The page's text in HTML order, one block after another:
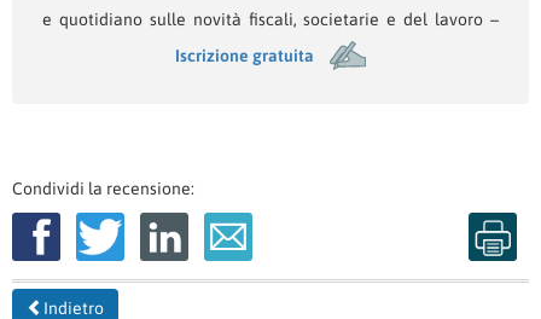
e quotidiano sulle novità fiscali, societarie e del lavoro –
Iscrizione gratuita
Condividi la recensione:
Indietro